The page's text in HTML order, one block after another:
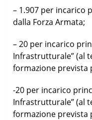
– 1.907 per incarico
dalla Forza Armata;
– 20 per incarico
Infrastrutturale” (al
formazione prevista
-20 per incarico
Infrastrutturale” (al
formazione prevista